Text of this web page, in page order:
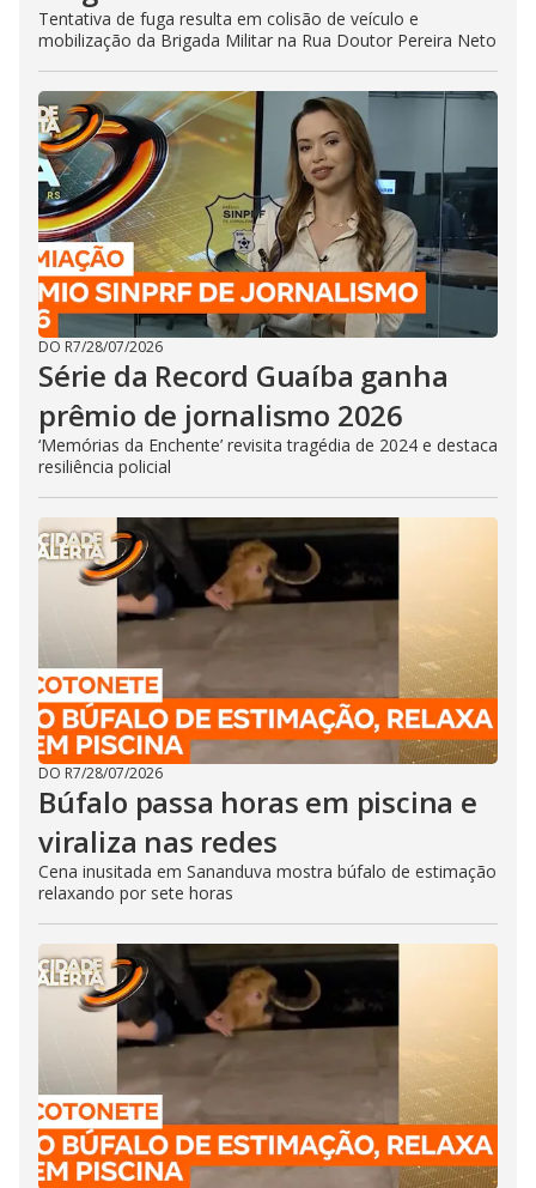
Tentativa de fuga resulta em colisão de veículo e
mobilização da Brigada Militar na Rua Doutor Pereira Neto
DO R7/28/07/2026
Série da Record Guaíba ganha
prêmio de jornalismo 2026
‘Memórias da Enchente’ revisita tragédia de 2024 e destaca
resiliência policial
DO R7/28/07/2026
Búfalo passa horas em piscina e
viraliza nas redes
Cena inusitada em Sananduva mostra búfalo de estimação
relaxando por sete horas